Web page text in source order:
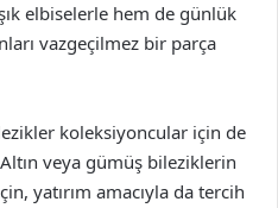
elbiselerle hem de günlük
vazgeçilmez bir parça
koleksiyoncular için de
veya gümüş bileziklerin
yatırım amacıyla da tercih